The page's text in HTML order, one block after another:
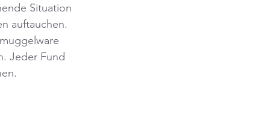
Situation
auftauchen.
Jeder Fund